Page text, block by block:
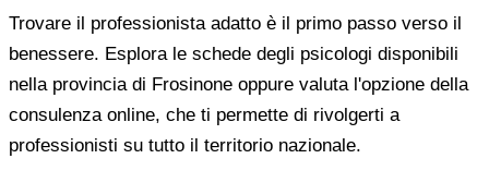
Trovare il professionista adatto è il primo passo verso il
benessere. Esplora le schede degli psicologi disponibili
nella provincia di Frosinone oppure valuta l'opzione della
consulenza online, che ti permette di rivolgerti a
professionisti su tutto il territorio nazionale.